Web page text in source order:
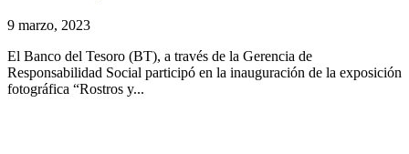
9 marzo, 2023
El Banco del Tesoro (BT), a través de la Gerencia de
Responsabilidad Social participó en la inauguración de la exposición
fotográfica “Rostros y...